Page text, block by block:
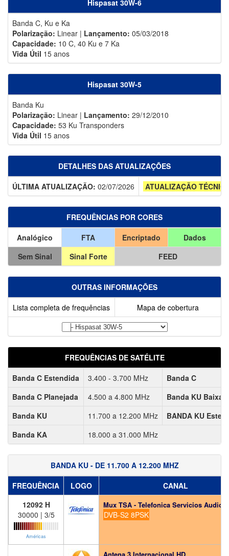
Hispasat 30W-6
Banda C, Ku e Ka
Polarização: Linear | Lançamento: 05/03/2018
Capacidade: 10 C, 40 Ku e 7 Ka
Vida Útil 15 anos
Hispasat 30W-5
Banda Ku
Polarização: Linear | Lançamento: 29/12/2010
Capacidade: 53 Ku Transponders
Vida Útil 15 anos
DETALHES DAS ATUALIZAÇÕES
ÚLTIMA ATUALIZAÇÃO: 02/07/2026 ATUALIZAÇÃO
FREQUÊNCIAS POR CORES
Analógico
FTA Encriptado
Dados
Sem Sinal
Sinal Forte FEED
OUTRAS INFORMAÇÕES
Lista completa de frequências
Mapa de cobertura
FREQUÊNCIAS DE SATÉLITE
Banda C Estendida
3.400 - 3.700 MHz
Banda C
Banda C Planejada
4.500 a 4.800 MHz
Banda KU Baixa
Banda KU
11.700 a 12.200 MHz
BANDA KU
Banda KA
18.000 a 31.000 MHz
BANDA KU - DE 11.700 A 12.200 MHZ
FREQUÊNCIA
LOGO
CANAL
12092 H
30000 | 3/5
Américas
Mux TSA - Telefonica Servicios
DVB-S2 8PSK